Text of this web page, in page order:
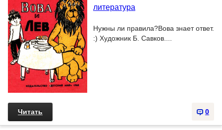
литература
Нужны ли правила?Вова знает ответ.
:) Художник Б. Савков....
0
Читать